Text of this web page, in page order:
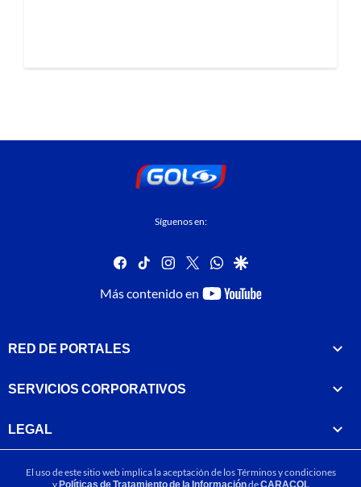
Síguenos en:
facebook
tiktok instagram
twitterwhatsapp
google
Más contenido en
youtube-
RED DE PORTALES
SERVICIOS CORPORATIVOS
LEGAL
El uso de este sitio web implica la aceptación de losTérminos y condiciones
yPolíticas de Tratamiento de la InformacióndeCARACOL